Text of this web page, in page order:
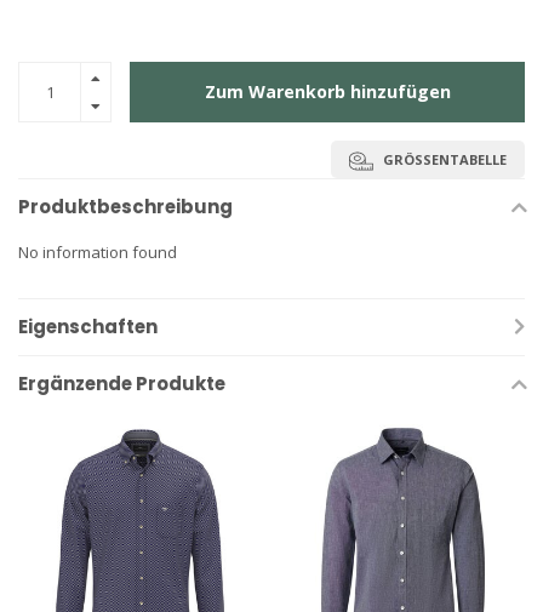
Zum Warenkorb hinzufügen
GRÖSSENTABELLE
Produktbeschreibung
No information found
Eigenschaften
Ergänzende Produkte